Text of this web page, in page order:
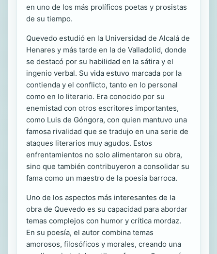
en uno de los más prolíficos poetas y prosistas
de su tiempo.
Quevedo estudió en la Universidad de Alcalá de
Henares y más tarde en la de Valladolid, donde
se destacó por su habilidad en la sátira y el
ingenio verbal. Su vida estuvo marcada por la
contienda y el conflicto, tanto en lo personal
como en lo literario. Era conocido por su
enemistad con otros escritores importantes,
como Luis de Góngora, con quien mantuvo una
famosa rivalidad que se tradujo en una serie de
ataques literarios muy agudos. Estos
enfrentamientos no solo alimentaron su obra,
sino que también contribuyeron a consolidar su
fama como un maestro de la poesía barroca.
Uno de los aspectos más interesantes de la
obra de Quevedo es su capacidad para abordar
temas complejos con humor y crítica mordaz.
En su poesía, el autor combina temas
amorosos, filosóficos y morales, creando una